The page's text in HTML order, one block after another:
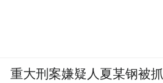
重大刑案嫌疑人夏某钢被抓